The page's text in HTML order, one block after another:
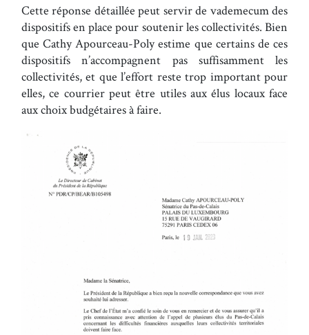
Cette réponse détaillée peut servir de vademecum des
dispositifs en place pour soutenir les collectivités. Bien
que Cathy Apourceau-Poly estime que certains de ces
dispositifs n’accompagnent pas suffisamment les
collectivités, et que l’effort reste trop important pour
elles, ce courrier peut être utiles aux élus locaux face
aux choix budgétaires à faire.